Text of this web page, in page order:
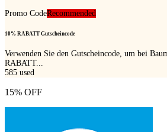
Promo CodeRecommended
10% RABATT Gutscheincode
Verwenden Sie den Gutscheincode, um bei
RABATT...
585 used
15% OFF